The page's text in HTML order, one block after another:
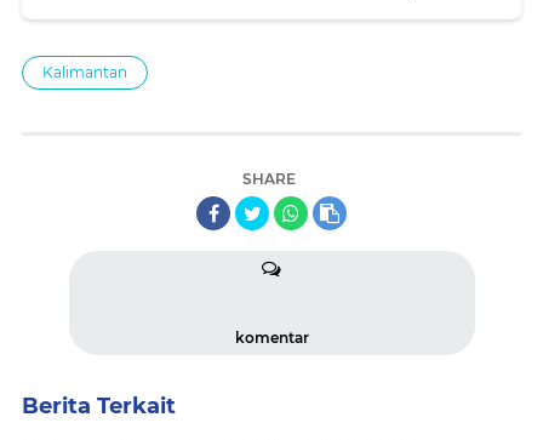
Kalimantan
SHARE
komentar
Berita Terkait